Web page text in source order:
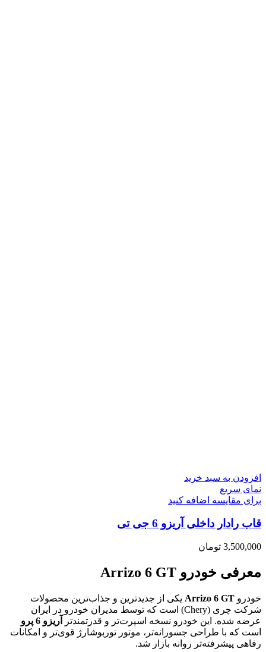
افزودن به سبد خرید
نمای سریع
برای مقایسه اضافه کنید
قاب رادار داخلی آریزو 6 جی تی
3,500,000 تومان
معرفی خودرو Arrizo 6 GT
خودرو Arrizo 6 GT یکی از جدیدترین و جذاب‌ترین محصولات
شرکت چری (Chery) است که توسط مدیران خودرو در ایران
عرضه شده. این خودرو نسخه اسپرت‌تر و قدرتمندتر
آریزو 6 پرو
است که با طراحی جسورانه‌تر، موتور توربوشارژ قوی‌تر و امکانات
رفاهی پیشرفته‌تر روانه بازار شد.